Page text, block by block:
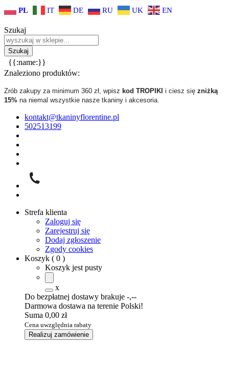
PL IT DE RU UK EN
Szukaj
{{:name:}}
Znaleziono produktów:
Zrób zakupy za minimum 360 zł, wpisz kod TROPIKI i ciesz się zniżką
15% na niemal wszystkie nasze tkaniny i akcesoria.
kontakt@tkaninyflorentine.pl
502513199
Strefa klienta
Zaloguj się
Zarejestruj się
Dodaj zgłoszenie
Zgody cookies
Koszyk ( 0 )
Koszyk jest pusty
x
Do bezpłatnej dostawy brakuje -,--
Darmowa dostawa na terenie Polski!
Suma 0,00 zł
Cena uwzględnia rabaty
Realizuj zamówienie